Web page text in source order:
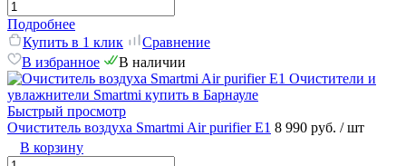
Подробнее
Купить в 1 клик
Сравнение
В избранное
В наличии
Быстрый просмотр
Очиститель воздуха Smartmi Air purifier E1 8 990 руб. / шт
В корзину